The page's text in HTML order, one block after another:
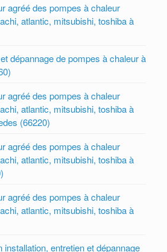
agréé des pompes à chaleur
atlantic, mitsubishi, toshiba à
dépannage de pompes à chaleur à
agréé des pompes à chaleur
atlantic, mitsubishi, toshiba à
(66220)
agréé des pompes à chaleur
atlantic, mitsubishi, toshiba à
agréé des pompes à chaleur
atlantic, mitsubishi, toshiba à
installation, entretien et dépannage